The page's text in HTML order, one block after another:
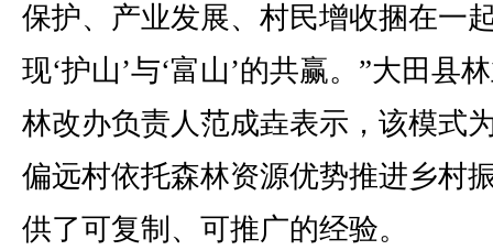
保护、产业发展、村民增收捆在一
现‘护山’与‘富山’的共赢。”大田县
林改办负责人范成垚表示，该模式
偏远村依托森林资源优势推进乡村
供了可复制、可推广的经验。